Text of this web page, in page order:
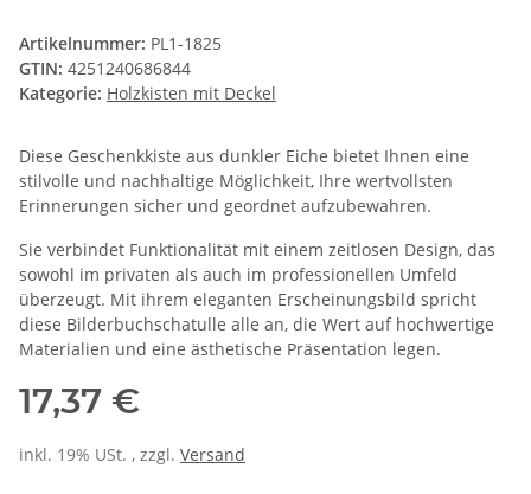
Artikelnummer: PL1-1825
GTIN: 4251240686844
Kategorie: Holzkisten mit Deckel
Diese Geschenkkiste aus dunkler Eiche bietet Ihnen eine
stilvolle und nachhaltige Möglichkeit, Ihre wertvollsten
Erinnerungen sicher und geordnet aufzubewahren.
Sie verbindet Funktionalität mit einem zeitlosen Design, das
sowohl im privaten als auch im professionellen Umfeld
überzeugt. Mit ihrem eleganten Erscheinungsbild spricht
diese Bilderbuchschatulle alle an, die Wert auf hochwertige
Materialien und eine ästhetische Präsentation legen.
17,37 €
inkl. 19% USt. , zzgl. Versand